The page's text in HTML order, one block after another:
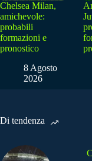
Chelsea Milan,
amichevole:
probabili
formazioni e
pronostico
8 Agosto
2026
Di tendenza